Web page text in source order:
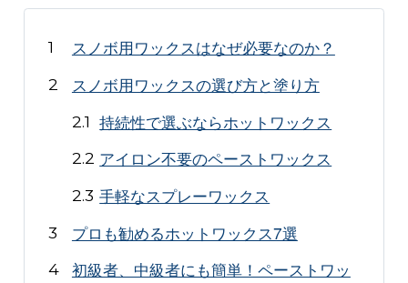
スノボ用ワックスはなぜ必要なのか？
スノボ用ワックスの選び方と塗り方
持続性で選ぶならホットワックス
アイロン不要のペーストワックス
手軽なスプレーワックス
プロも勧めるホットワックス7選
初級者、中級者にも簡単！ペーストワッ